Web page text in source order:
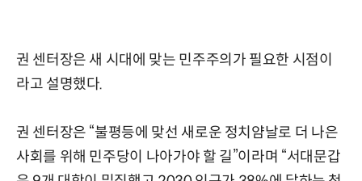
권 센터장은 새 시대에 맞는 민주주의가 필요한 시점이
라고 설명했다.
권 센터장은 “불평등에 맞선 새로운 정치얌날로 더 나은
사회를 위해 민주당이 나아가야 할 길”이라며 “서대문갑